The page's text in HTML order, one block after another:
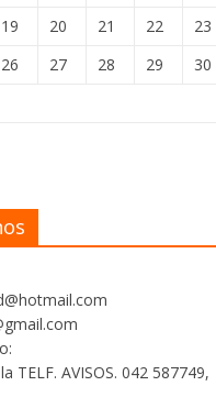
19 20 21 22
23
26 27 28 29
30
TELF. AVISOS. 042 587749,